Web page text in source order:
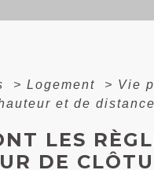
> Logement > Vie
et de
LES
DE